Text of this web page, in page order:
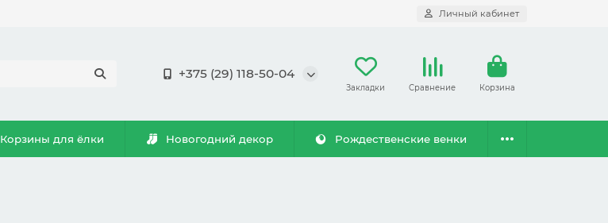
Личный кабинет
+375 (29) 118-50-04
Закладки Сравнение Корзина
Корзины для ёлки Новогодний декор Рождественские венки